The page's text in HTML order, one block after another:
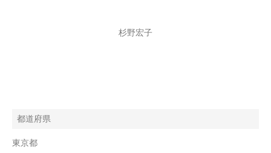
杉野宏子
都道府県
東京都